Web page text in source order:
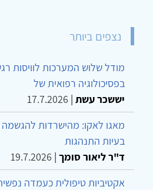
נצפים ביותר
מודל שלוש המערכות לוויסות
בפסיכולוגיה רפואית של
יששכר עשת |
17.7.2026
מאגו לאקו: מהישרדות להגשמה
בעיות התנהגות
ד"ר ליאור סומך |
19.7.2026
אקטיביות טיפולית כעמדה